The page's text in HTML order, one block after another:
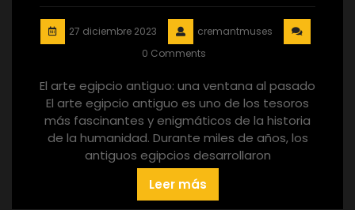
27 diciembre 2023
cremantmuses
0 Comments
El arte egipcio antiguo: una ventana al pasado
El arte egipcio antiguo es uno de los tesoros
más fascinantes y enigmáticos de la historia
de la humanidad. Durante miles de años, los
antiguos egipcios desarrollaron
Leer más